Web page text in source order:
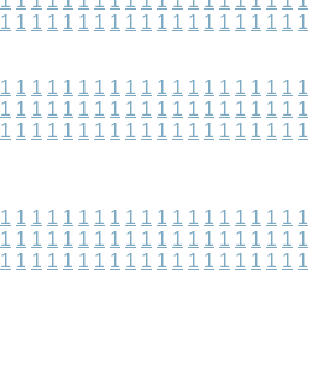
1 1 1 1 1 1 1 1 1 1 1 1 1 1 1 1 1 1 1 1
1 1 1 1 1 1 1 1 1 1 1 1 1 1 1 1 1 1 1 1
1 1 1 1 1 1 1 1 1 1 1 1 1 1 1 1 1 1 1 1
1 1 1 1 1 1 1 1 1 1 1 1 1 1 1 1 1 1 1 1
1 1 1 1 1 1 1 1 1 1 1 1 1 1 1 1 1 1 1 1
1 1 1 1 1 1 1 1 1 1 1 1 1 1 1 1 1 1 1 1
1 1 1 1 1 1 1 1 1 1 1 1 1 1 1 1 1 1 1 1